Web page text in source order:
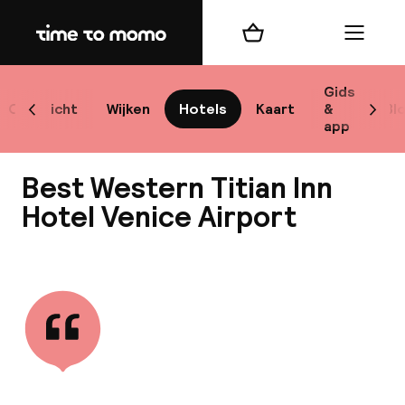
Home
Overzicht Wijken Hotels Kaart
Gids
&
app
Scroll naar links
Winkelmand Menu
Best Western Titian Inn
Hotel Venice Airport